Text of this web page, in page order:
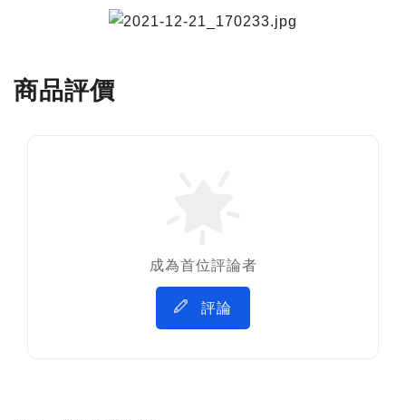
商品評價
成為首位評論者
評論